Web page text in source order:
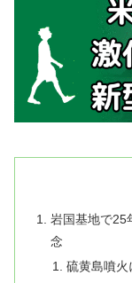
岩国基地で25
念
硫黄島噴火